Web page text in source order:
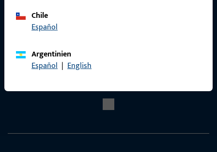
Chile
Español
Argentinien
Español | English